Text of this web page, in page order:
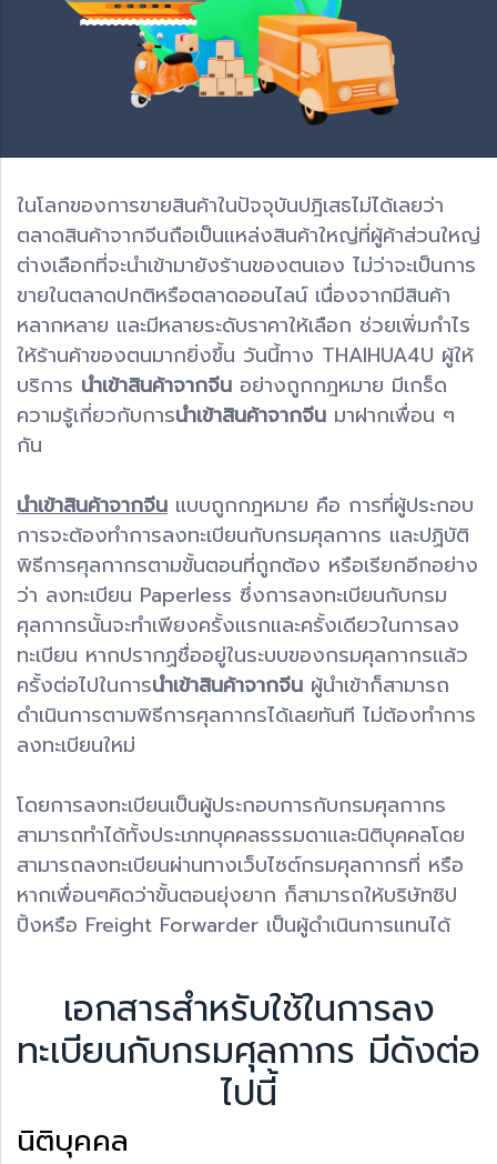
ในโลกของการขายสินค้าในปัจจุบันปฎิเสธไม่ได้เลยว่า
ตลาดสินค้าจากจีนถือเป็นแหล่งสินค้าใหญ่ที่ผู้ค้าส่วนใหญ่
ต่างเลือกที่จะนำเข้ามายังร้านของตนเอง ไม่ว่าจะเป็นการ
ขายในตลาดปกติหรือตลาดออนไลน์ เนื่องจากมีสินค้า
หลากหลาย และมีหลายระดับราคาให้เลือก ช่วยเพิ่มกำไร
ให้ร้านค้าของตนมากยิ่งขึ้น วันนี้ทาง THAIHUA4U ผู้ให้
บริการ นำเข้าสินค้าจากจีน อย่างถูกกฎหมาย มีเกร็ด
ความรู้เกี่ยวกับการนำเข้าสินค้าจากจีน มาฝากเพื่อน ๆ
กัน
นำเข้าสินค้าจากจีน เเบบถูกกฎหมาย คือ การที่ผู้ประกอบ
การจะต้องทำการลงทะเบียนกับกรมศุลกากร และปฏิบัติ
พิธีการศุลกากรตามขั้นตอนที่ถูกต้อง หรือเรียกอีกอย่าง
ว่า ลงทะเบียน Paperless ซึ่งการลงทะเบียนกับกรม
ศุลกากรนั้นจะทำเพียงครั้งเเรกและครั้งเดียวในการลง
ทะเบียน หากปรากฏชื่ออยู่ในระบบของกรมศุลกากรเเล้ว
ครั้งต่อไปในการนำเข้าสินค้าจากจีน ผู้นำเข้าก็สามารถ
ดำเนินการตามพิธีการศุลกากรได้เลยทันที ไม่ต้องทำการ
ลงทะเบียนใหม่
โดยการลงทะเบียนเป็นผู้ประกอบการกับกรมศุลกากร
สามารถทำได้ทั้งประเภทบุคคลธรรมดาและนิติบุคคลโดย
สามารถลงทะเบียนผ่านทางเว็บไซต์กรมศุลกากรที่ หรือ
หากเพื่อนๆคิดว่าขั้นตอนยุ่งยาก ก็สามารถให้บริษัทชิป
ปิ้งหรือ Freight Forwarder เป็นผู้ดำเนินการแทนได้
เอกสารสำหรับใช้ในการลง
ทะเบียนกับกรมศุลกากร มีดังต่อ
ไปนี้
นิติบุคคล